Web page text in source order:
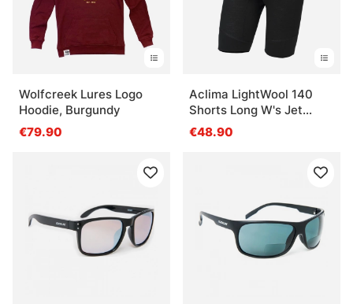
Wolfcreek Lures Logo
Hoodie, Burgundy
€79.90
Aclima LightWool 140
Shorts Long W's Jet
Black
€48.90